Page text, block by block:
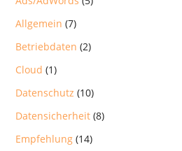
Allgemein (7)
Betriebdaten (2)
Cloud (1)
Datenschutz (10)
Datensicherheit (8)
Empfehlung (14)